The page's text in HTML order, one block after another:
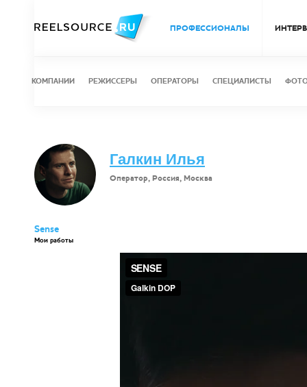
ПРОФЕССИОНАЛЫ
КОМПАНИИ РЕЖИССЕРЫ ОПЕРАТОРЫ СПЕЦИАЛИСТЫ
Галкин Илья
Оператор, Россия, Москва
Sense
Мои работы